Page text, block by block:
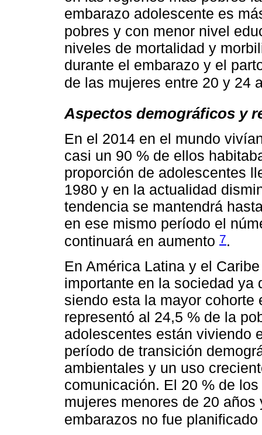
embarazo adolescente es
pobres y con menor nivel
niveles de mortalidad y
durante el embarazo y el
de las mujeres entre 20 y 24
Aspectos demográficos y
En el 2014 en el mundo
casi un 90 % de ellos
proporción de adolescentes
1980 y en la actualidad
tendencia se mantendrá
en ese mismo período el
continuará en aumento 7.
En América Latina y el
importante en la sociedad ya
siendo esta la mayor
representó al 24,5 % de la
adolescentes están viviendo
período de transición
ambientales y un uso
comunicación. El 20 % de
mujeres menores de 20
embarazos no fue planificado